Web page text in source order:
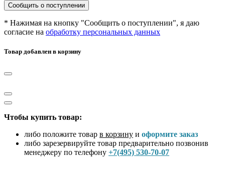
Сообщить о поступлении
* Нажимая на кнопку "Сообщить о поступлении", я даю
согласие на обработку персональных данных
Товар добавлен в корзину
Чтобы купить товар:
либо положите товар в корзину и оформите заказ
либо зарезервируйте товар предварительно позвонив
менеджеру по телефону +7(495) 530-70-07